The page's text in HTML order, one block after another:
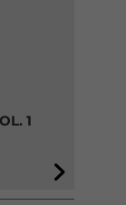
1